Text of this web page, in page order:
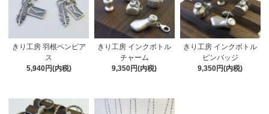
きり工房 羽根ペンピア
ス
5,940円(内税)
きり工房 インクボトル
チャーム
9,350円(内税)
きり工房 インクボトル
ピンバッジ
9,350円(内税)